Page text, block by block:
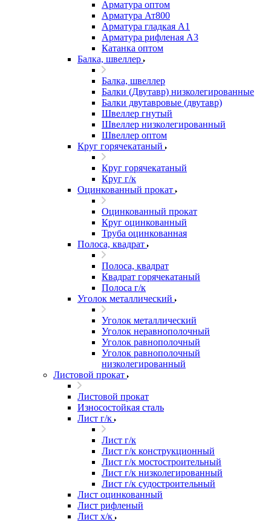
Арматура оптом
Арматура Ат800
Арматура гладкая А1
Арматура рифленая А3
Катанка оптом
Балка, швеллер
Балка, швеллер
Балки (Двутавр) низколегированные
Балки двутавровые (двутавр)
Швеллер гнутый
Швеллер низколегированный
Швеллер оптом
Круг горячекатаный
Круг горячекатаный
Круг г/к
Оцинкованный прокат
Оцинкованный прокат
Круг оцинкованный
Труба оцинкованная
Полоса, квадрат
Полоса, квадрат
Квадрат горячекатаный
Полоса г/к
Уголок металлический
Уголок металлический
Уголок неравнополочный
Уголок равнополочный
Уголок равнополочный
низколегированный
Листовой прокат
Листовой прокат
Износостойкая сталь
Лист г/к
Лист г/к
Лист г/к конструкционный
Лист г/к мостостроительный
Лист г/к низколегированный
Лист г/к судостроительный
Лист оцинкованный
Лист рифленый
Лист х/к